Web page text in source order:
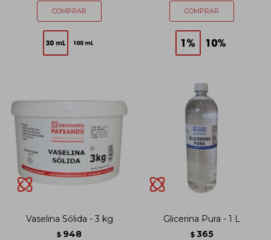
Vaselina Sólida - 3 kg
$ 948
Glicerina Pura - 1 L
$ 365